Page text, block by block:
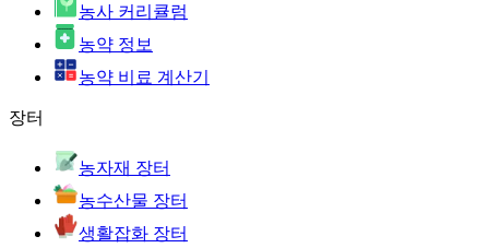
농사 커리큘럼
농약 정보
농약 비료 계산기
장터
농자재 장터
농수산물 장터
생활잡화 장터